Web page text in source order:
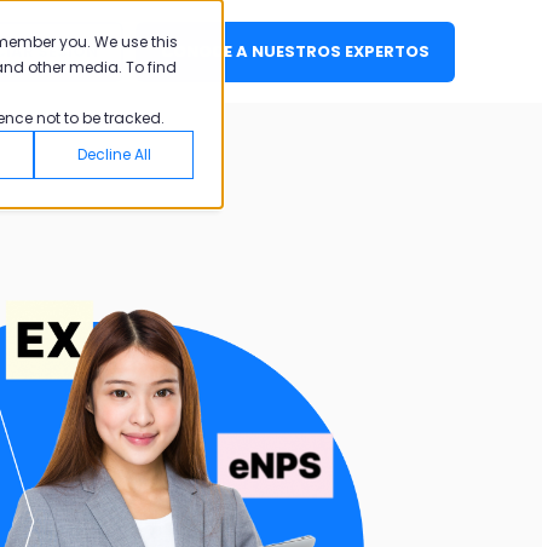
you. We use this
other media. To find
not to be tracked.
Decline All
SESIÓN CONOCE A NUESTROS EXPERTOS